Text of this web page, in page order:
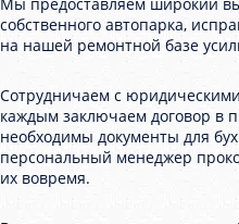
собственного автопарка,
на нашей ремонтной базе
Сотрудничаем с
каждым заключаем договор в
необходимы документы для
персональный менеджер
их вовремя.